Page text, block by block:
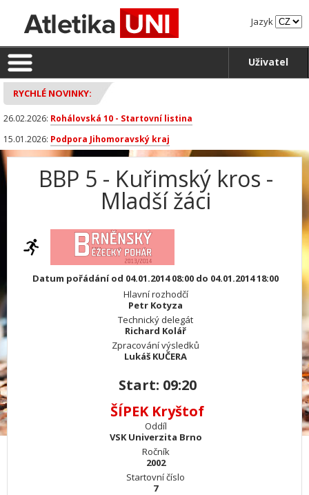
Jazyk
Uživatel
RYCHLÉ NOVINKY:
26.02.2026: Rohálovská 10 - Startovní listina
15.01.2026: Podpora Jihomoravský kraj
BBP 5 - Kuřimský kros -
Mladší žáci
Datum pořádání od 04.01.2014 08:00 do 04.01.2014 18:00
Hlavní rozhodčí
Petr Kotyza
Technický delegát
Richard Kolář
Zpracování výsledků
Lukáš KUČERA
Start: 09:20
ŠÍPEK Kryštof
Oddíl
VSK Univerzita Brno
Ročník
2002
Startovní číslo
7